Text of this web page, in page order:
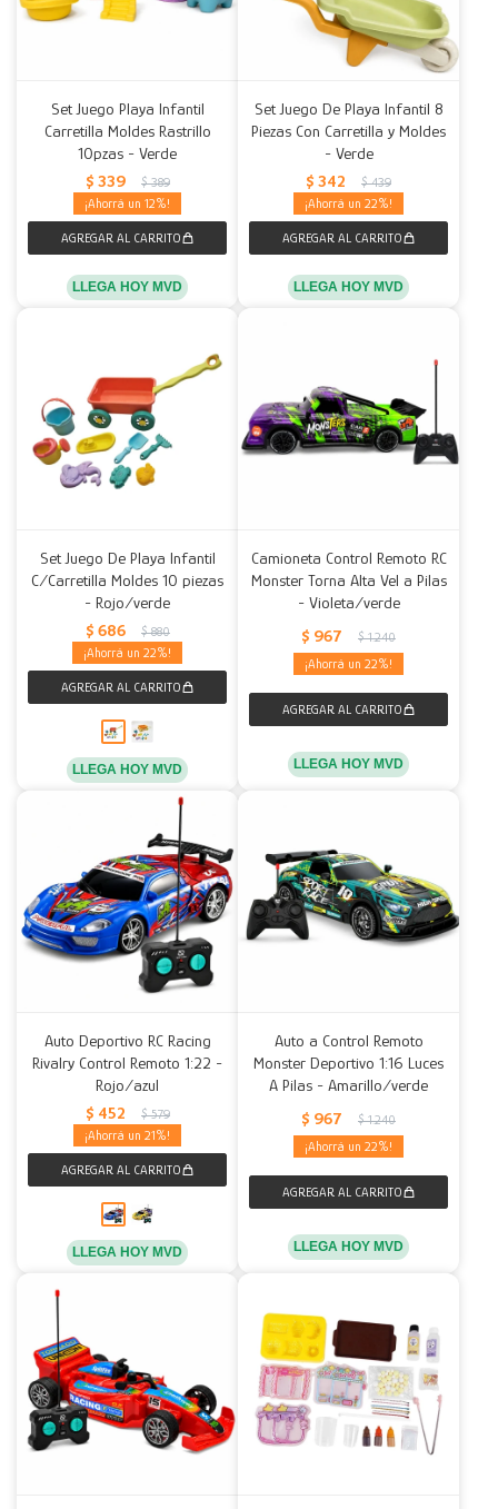
Set Juego Playa Infantil
Carretilla Moldes Rastrillo
10pzas - Verde
$ 339 $ 389
12
LLEGA HOY MVD
Set Juego De Playa Infantil 8
Piezas Con Carretilla y Moldes
- Verde
$ 342 $ 439
22
LLEGA HOY MVD
Set Juego De Playa Infantil
C/Carretilla Moldes 10 piezas
- Rojo/verde
$ 686 $ 880
22
LLEGA HOY MVD
Camioneta Control Remoto RC
Monster Torna Alta Vel a Pilas
- Violeta/verde
$ 967 $ 1.240
22
LLEGA HOY MVD
Auto Deportivo RC Racing
Rivalry Control Remoto 1:22 -
Rojo/azul
$ 452 $ 579
21
LLEGA HOY MVD
Auto a Control Remoto
Monster Deportivo 1:16 Luces
A Pilas - Amarillo/verde
$ 967 $ 1.240
22
LLEGA HOY MVD